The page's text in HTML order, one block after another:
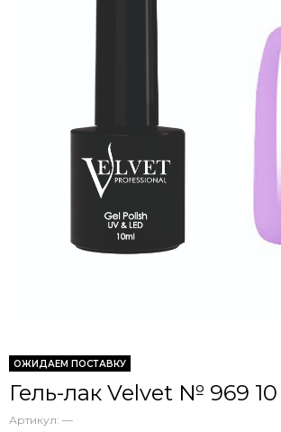
ОЖИДАЕМ ПОСТАВКУ
Гель-лак Velvet № 969
Артикул: —